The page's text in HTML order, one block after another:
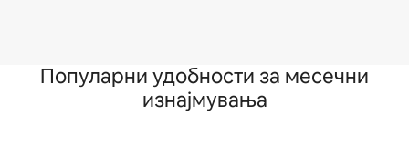
Популарни удобности за месечни
изнајмувања